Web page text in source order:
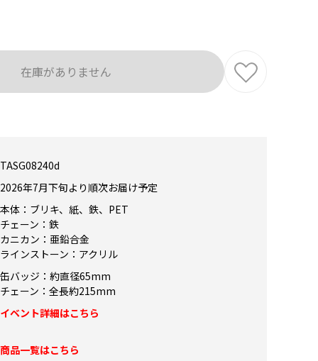
TASG08240d
2026年7月下旬より順次お届け予定
本体：ブリキ、紙、鉄、PET
チェーン：鉄
カニカン：亜鉛合金
ラインストーン：アクリル
缶バッジ：約直径65mm
チェーン：全長約215mm
イベント詳細はこちら
商品一覧はこちら
在庫がありません